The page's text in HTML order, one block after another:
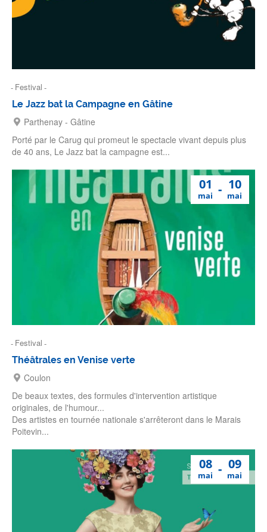
Festival
Le Jazz bat la Campagne en Gâtine
Parthenay - Gâtine
Porté par le Carug qui promeut le spectacle vivant depuis plus
de 40 ans, Le Jazz bat la campagne est...
01
mai
10
mai
Festival
Théâtrales en Venise verte
Coulon
De beaux textes, des formules d'intervention artistique
originales, de l'humour...
Des artistes en tournée nationale s'arrêteront dans le Marais
Poitevin...
08
mai
09
mai